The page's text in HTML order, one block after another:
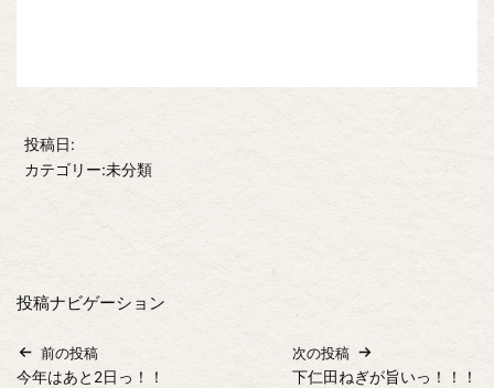
投稿日:
カテゴリー:未分類
投稿ナビゲーション
前の投稿
今年はあと2日っ！！
次の投稿
下仁田ねぎが旨いっ！！！